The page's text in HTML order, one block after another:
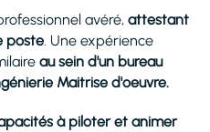
avéré, attestant
poste. Une expérience
au sein d'un bureau
Maitrise d'oeuvre.
à piloter et animer